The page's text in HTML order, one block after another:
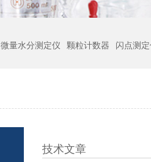
微量水分测定仪 颗粒计数器 闪点测
技术文章